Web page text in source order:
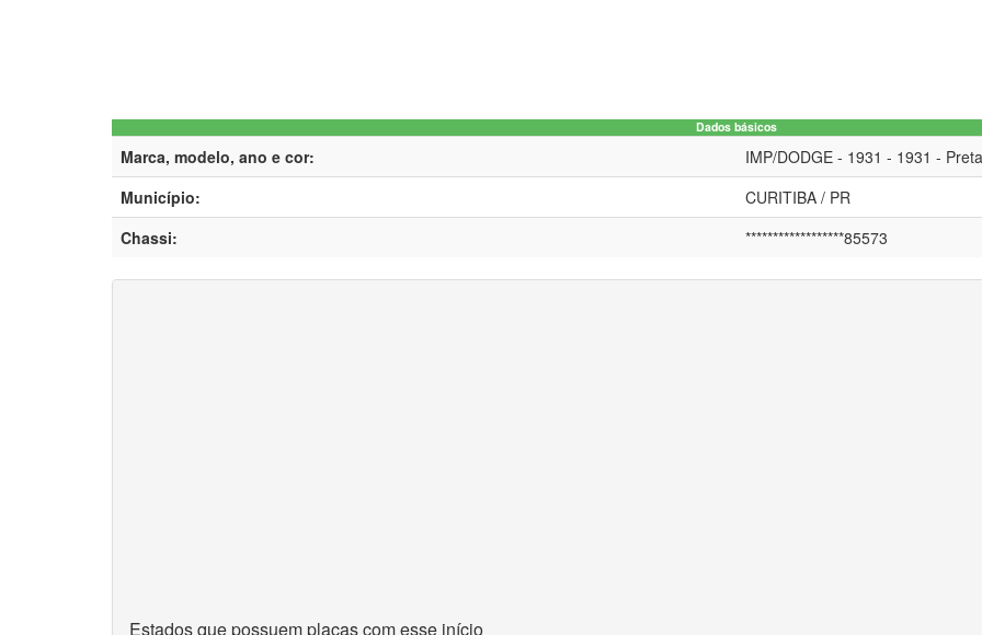
Dados básicos
Marca, modelo, ano e cor:
IMP/DODGE - 1931 - 1931 - Preta
Município:
CURITIBA / PR
Chassi:
******************85573
Estados que possuem placas com esse início